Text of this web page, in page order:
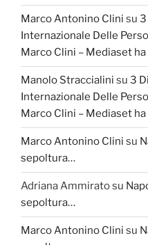
Marco Antonino Clini su 3
Internazionale Delle
Marco Clini – Mediaset
Manolo Straccialini su 3
Internazionale Delle
Marco Clini – Mediaset
Marco Antonino Clini su
sepoltura…
Adriana Ammiratosu
sepoltura…
Marco Antonino Clini su